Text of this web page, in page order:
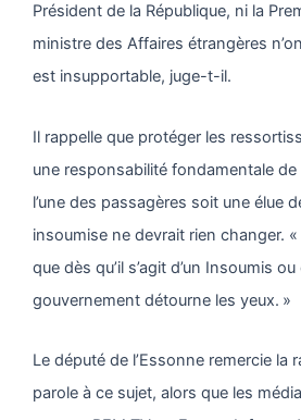
Président de la République, ni la
ministre des Affaires étrangères
est insupportable, juge-t-il.
Il rappelle que protéger les
une responsabilité fondamentale de
l’une des passagères soit une élue
insoumise ne devrait rien changer. «
que dès qu’il s’agit d’un Insoumis
gouvernement détourne les yeux. »
Le député de l’Essonne remercie la
parole à ce sujet, alors que les